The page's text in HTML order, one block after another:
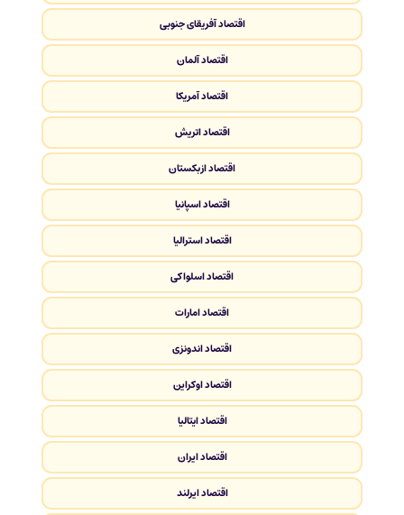
اقتصاد آفریقای جنوبی
اقتصاد آلمان
اقتصاد آمریکا
اقتصاد اتریش
اقتصاد ازبکستان
اقتصاد اسپانیا
اقتصاد استرالیا
اقتصاد اسلواکی
اقتصاد امارات
اقتصاد اندونزی
اقتصاد اوکراین
اقتصاد ایتالیا
اقتصاد ایران
اقتصاد ایرلند